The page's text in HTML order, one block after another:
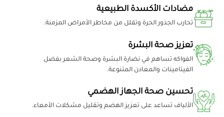
مضادات الأكسدة الطبيعية
تحارب الجذور الحرة وتقلل من مخاطر الأمراض المزمنة.
تعزيز صحة البشرة
الفواكه تساهم في نضارة البشرة وصحة الشعر بفضل
الفيتامينات والمعادن المتنوعة.
تحسين صحة الجهاز الهضمي
الألياف تساعد على تعزيز الهضم وتقليل مشكلات الأمعاء.